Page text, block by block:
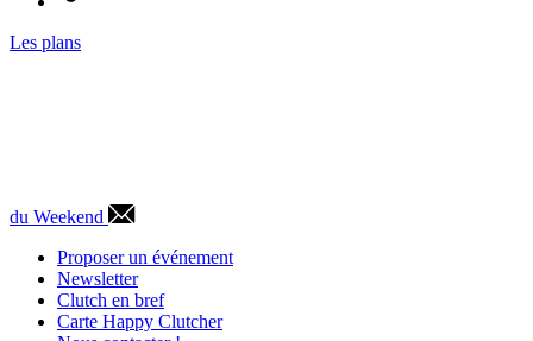
Les plans
du Weekend
Proposer un événement
Newsletter
Clutch en bref
Carte Happy Clutcher